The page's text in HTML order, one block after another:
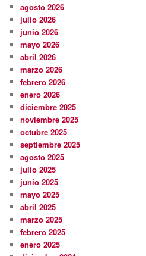
agosto 2026
julio 2026
junio 2026
mayo 2026
abril 2026
marzo 2026
febrero 2026
enero 2026
diciembre 2025
noviembre 2025
octubre 2025
septiembre 2025
agosto 2025
julio 2025
junio 2025
mayo 2025
abril 2025
marzo 2025
febrero 2025
enero 2025